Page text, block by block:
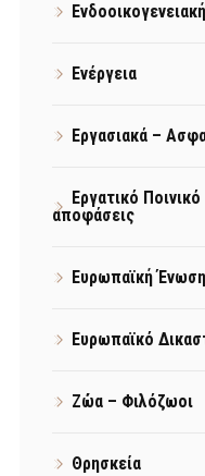
Ενέργεια
Εργασιακά –
Εργατικό
αποφάσεις
Ευρωπαϊκή Ένωση
Ευρωπαϊκό
Ζώα – Φιλόζωοι
Θρησκεία